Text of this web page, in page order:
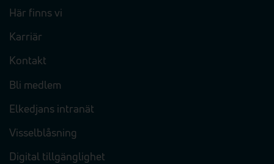
Här finns vi
Karriär
Kontakt
Bli medlem
Elkedjans intranät
Visselblåsning
Digital tillgänglighet